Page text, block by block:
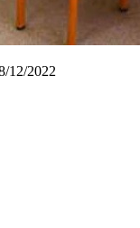
12/2022